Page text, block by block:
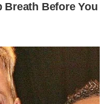
Breath Before You